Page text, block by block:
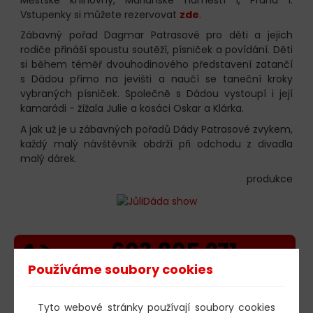
Vstupenky si můžete rezervovat zde.
Zábavný pořad Dagmar Patrasové pro děti a jejich
rodiče přináší spoustu soutěží, písniček a povídání. Děti
si během téměř dvouhodinového představení zatančí
s Dádou přímo na jevišti a naučí se taneční kroky
vybraných písniček. Společně s Dádou vystoupí i její
kamarádi - žížala Julie a kosáci Oskar a Klárka.
A jak už je u zábavných pořadů Dády Patrasové zvykem,
každý malý návštěvník obdrží při odchodu z divadla
malý dárek.
produkce
603 805 271
pondělí-čtvrtek: 10:00-16:00
AKTUALITY
Používáme soubory cookies
Tyto webové stránky používají soubory cookies